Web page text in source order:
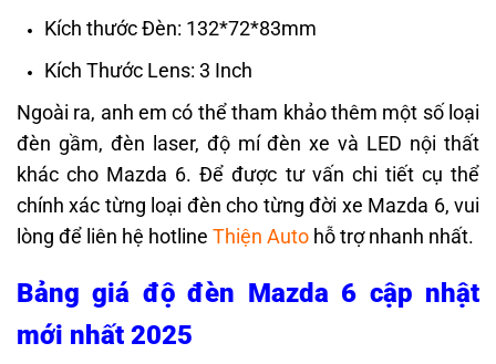
Kích thước Đèn: 132*72*83mm
Kích Thước Lens: 3 Inch
Ngoài ra, anh em có thể tham khảo thêm một số loại
đèn gầm, đèn laser, độ mí đèn xe và LED nội thất
khác cho Mazda 6. Để được tư vấn chi tiết cụ thể
chính xác từng loại đèn cho từng đời xe Mazda 6, vui
lòng để liên hệ hotline Thiện Auto hỗ trợ nhanh nhất.
Bảng giá độ đèn Mazda 6 cập nhật
mới nhất 2025